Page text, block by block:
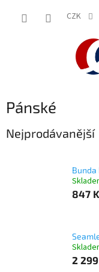
CZK
Pánské
Nejprodávanější
Bunda
847
2
shop.etriatlon.cz